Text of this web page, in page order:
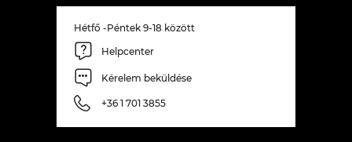
Hétfő -Péntek 9-18 között
Helpcenter
Kérelem beküldése
+36 1 701 3855